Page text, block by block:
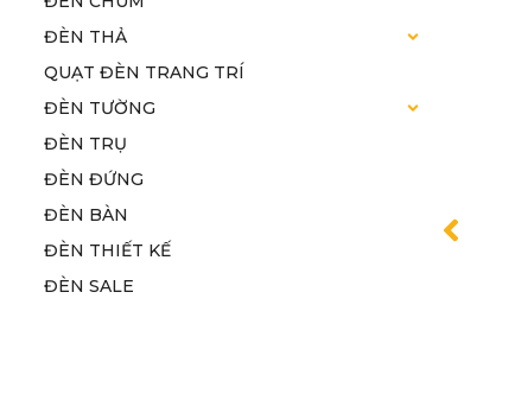
ĐÈN THẢ
QUẠT ĐÈN TRANG TRÍ
ĐÈN TƯỜNG
ĐÈN TRỤ
ĐÈN ĐỨNG
ĐÈN BÀN
ĐÈN THIẾT KẾ
ĐÈN SALE